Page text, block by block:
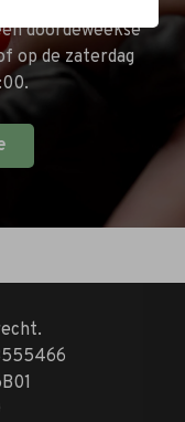
doordeweekse
op de zaterdag